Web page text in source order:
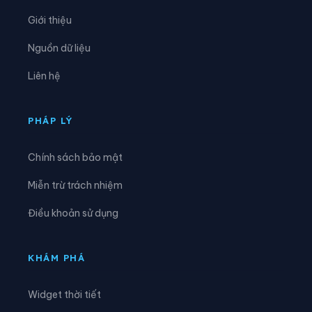
Xã Giồng Riềng
Xã Kiên Lương
Giới thiệu
Nguồn dữ liệu
Liên hệ
PHÁP LÝ
Chính sách bảo mật
Miễn trừ trách nhiệm
Điều khoản sử dụng
KHÁM PHÁ
Widget thời tiết